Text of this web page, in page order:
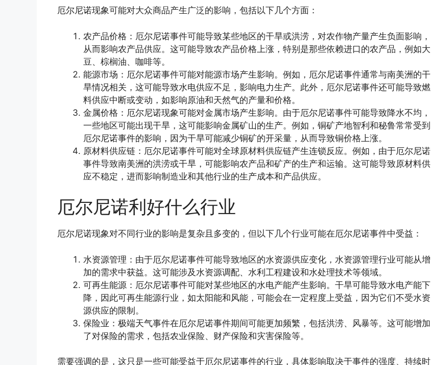
厄尔尼诺现象可能对大众商品产生广泛的影响，包括以下几个方面：
农产品价格：厄尔尼诺事件可能导致某些地区的干旱或洪涝，对农作物产量产生负面影响，
从而影响农产品供应。这可能导致农产品价格上涨，特别是那些依赖进口的农产品，例如大
豆、棕榈油、咖啡等。
能源市场：厄尔尼诺事件可能对能源市场产生影响。例如，厄尔尼诺事件通常与南美洲的干
旱情况相关，这可能导致水电供应不足，影响电力生产。此外，厄尔尼诺事件还可能导致燃
料供应中断或变动，如影响原油和天然气的产量和价格。
金属价格：厄尔尼诺现象可能对金属市场产生影响。由于厄尔尼诺事件可能导致降水不均，
一些地区可能出现干旱，这可能影响金属矿山的生产。例如，铜矿产地智利和秘鲁常常受到
厄尔尼诺事件的影响，因为干旱可能减少铜矿的开采量，从而导致铜价格上涨。
原材料供应链：厄尔尼诺事件可能对全球原材料供应链产生连锁反应。例如，由于厄尔尼诺
事件导致南美洲的洪涝或干旱，可能影响农产品和矿产的生产和运输。这可能导致原材料供
应不稳定，进而影响制造业和其他行业的生产成本和产品供应。
厄尔尼诺利好什么行业
厄尔尼诺现象对不同行业的影响是复杂且多变的，但以下几个行业可能在厄尔尼诺事件中受益：
水资源管理：由于厄尔尼诺事件可能导致地区的水资源供应变化，水资源管理行业可能从增
加的需求中获益。这可能涉及水资源调配、水利工程建设和水处理技术等领域。
可再生能源：厄尔尼诺事件可能对某些地区的水电产能产生影响。干旱可能导致水电产能下
降，因此可再生能源行业，如太阳能和风能，可能会在一定程度上受益，因为它们不受水资
源供应的限制。
保险业：极端天气事件在厄尔尼诺事件期间可能更加频繁，包括洪涝、风暴等。这可能增加
了对保险的需求，包括农业保险、财产保险和灾害保险等。
需要强调的是，这只是一些可能受益于厄尔尼诺事件的行业，具体影响取决于事件的强度、持续时